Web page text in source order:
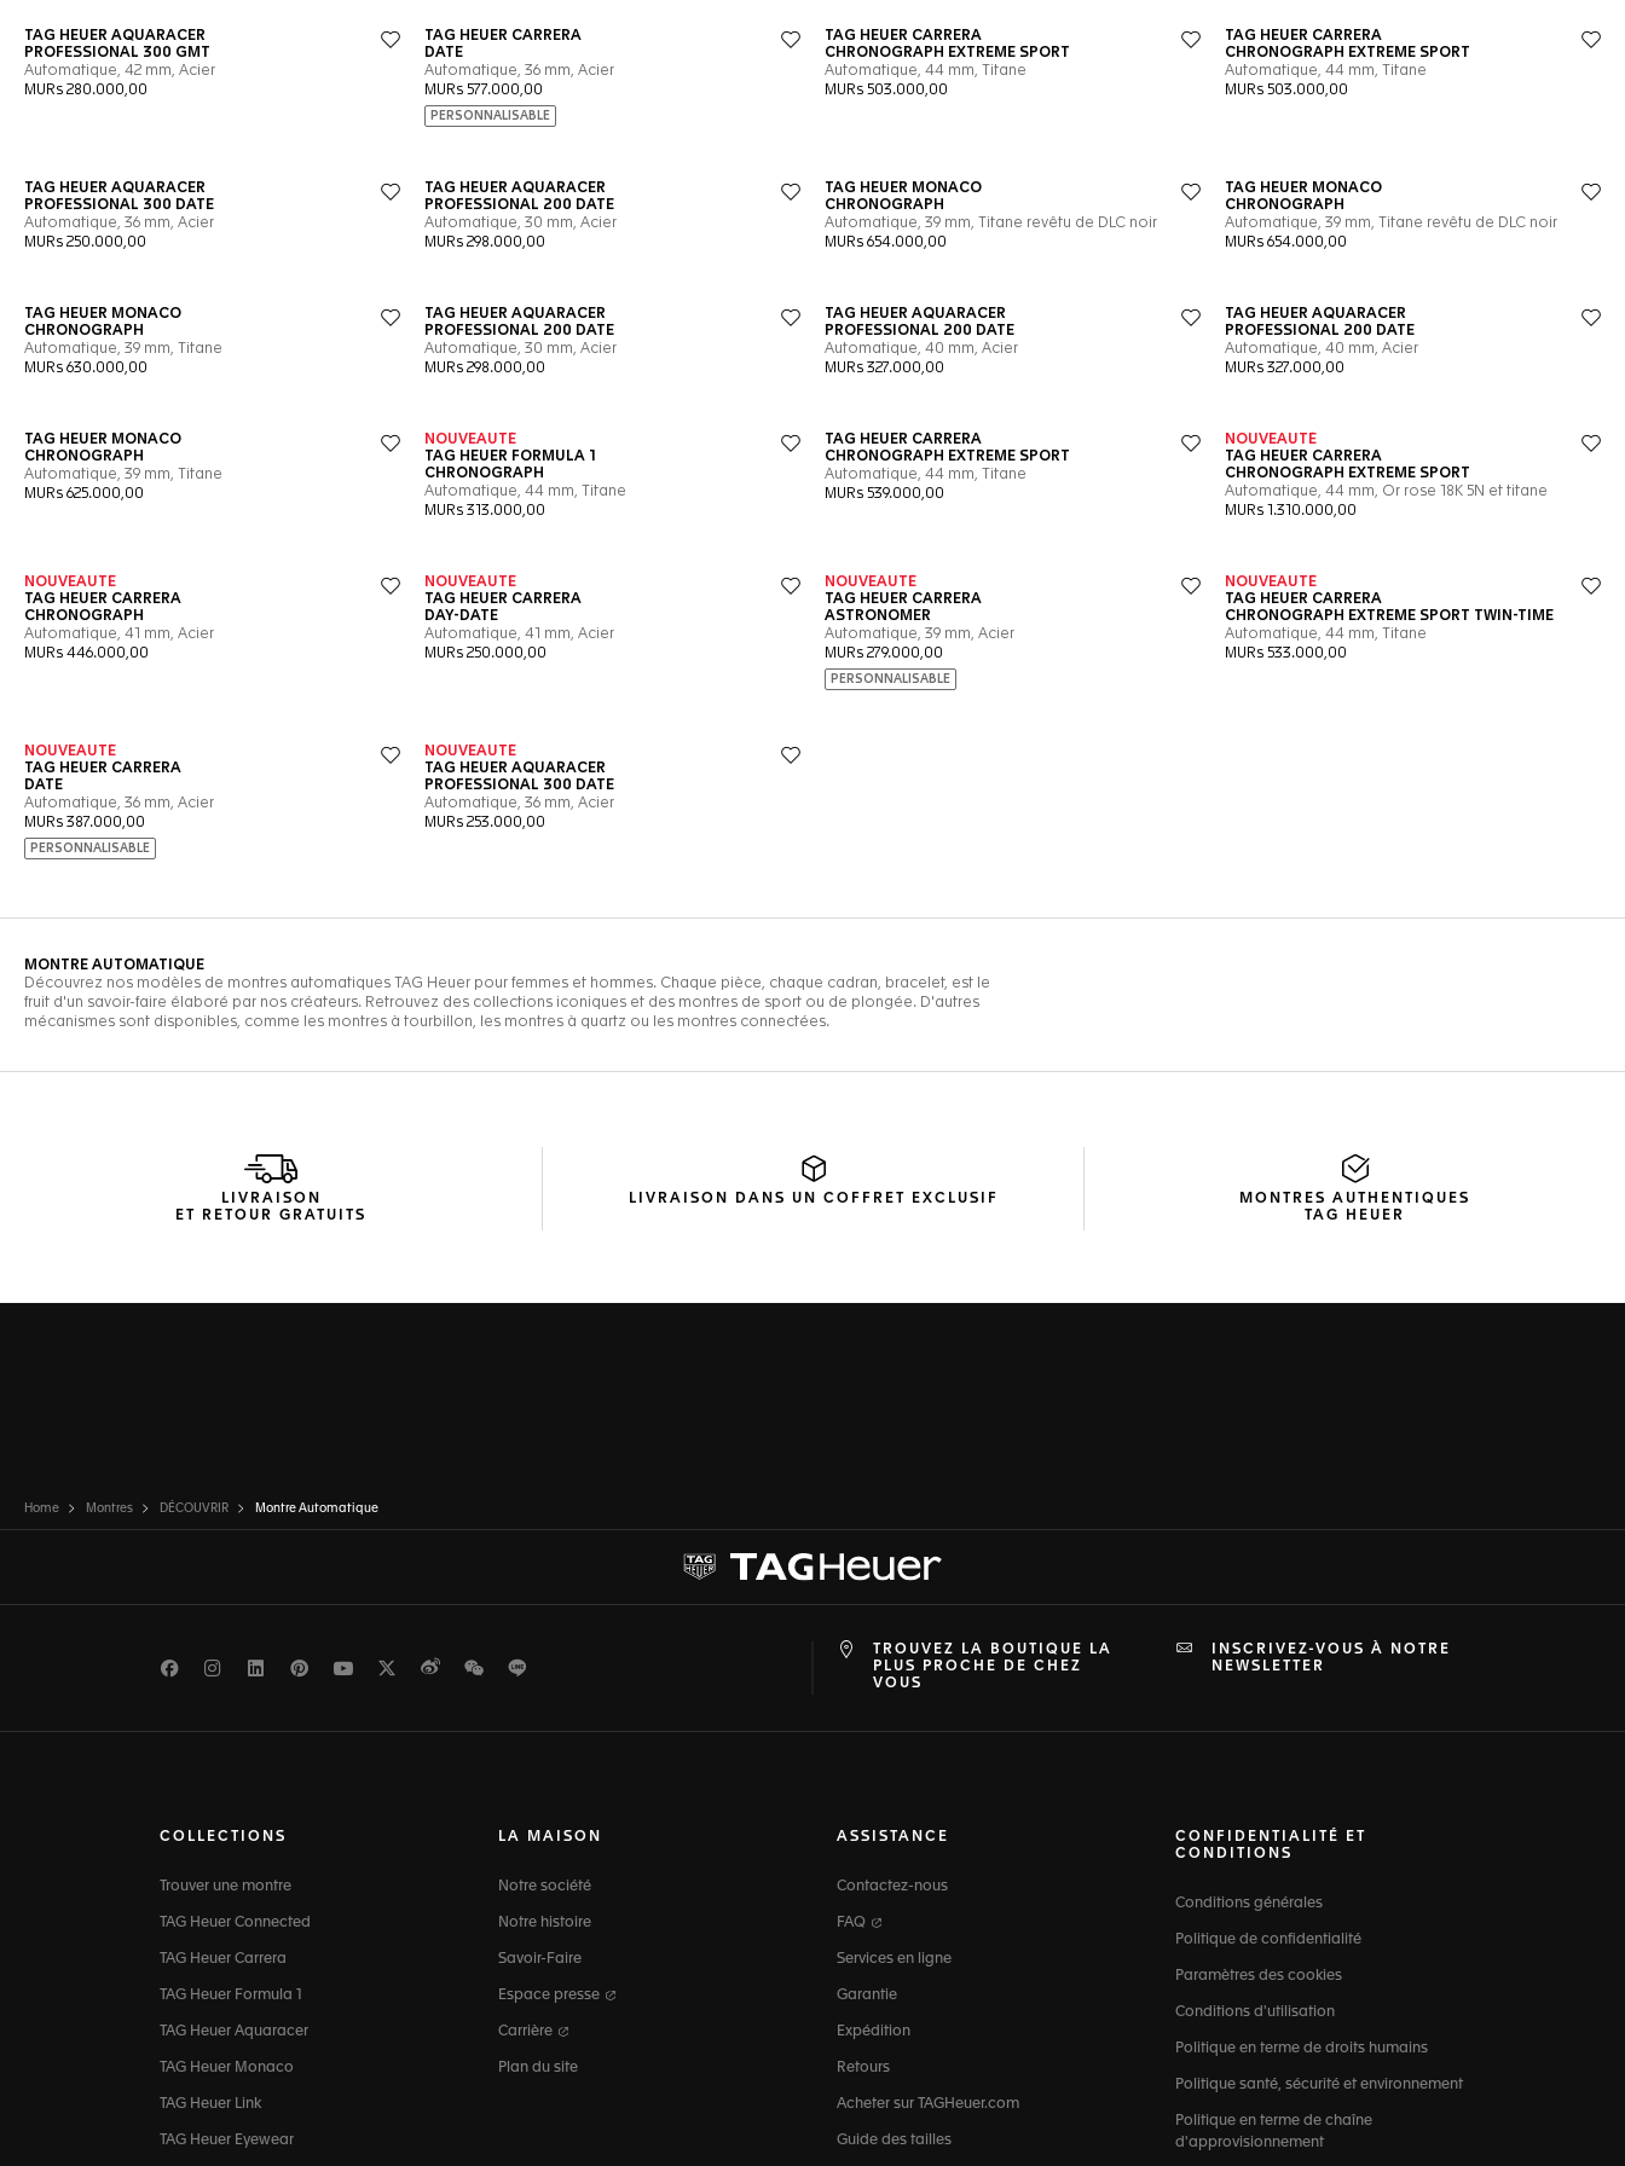
LIVRAISON
ET RETOUR GRATUITS
LIVRAISON DANS UN COFFRET EXCLUSIF
MONTRES AUTHENTIQUES
TAG HEUER
Home Montres DÉCOUVRIR Montre Automatique
FacebookInstagramLinkedInPinterest
Youtube
TwitterWeiboWeChat
TROUVEZ LA BOUTIQUE LA
PLUS PROCHE DE CHEZ
VOUS
INSCRIVEZ-VOUS À NOTRE
NEWSLETTER
COLLECTIONS
Trouver une montre
TAG Heuer Connected
TAG Heuer Carrera
TAG Heuer Formula 1
TAG Heuer Aquaracer
TAG Heuer Monaco
TAG Heuer Link
TAG Heuer Eyewear
LA MAISON
Notre société
Notre histoire
Savoir-Faire
Espace presse
Carrière
Plan du site
ASSISTANCE
Contactez-nous
FAQ
Services en ligne
Garantie
Expédition
Retours
Acheter sur TAGHeuer.com
Guide des tailles
CONFIDENTIALITÉ ET
CONDITIONS
Conditions générales
Politique de confidentialité
Paramètres des cookies
Conditions d'utilisation
Politique en terme de droits humains
Politique santé, sécurité et environnement
Politique en terme de chaîne
d'approvisionnement